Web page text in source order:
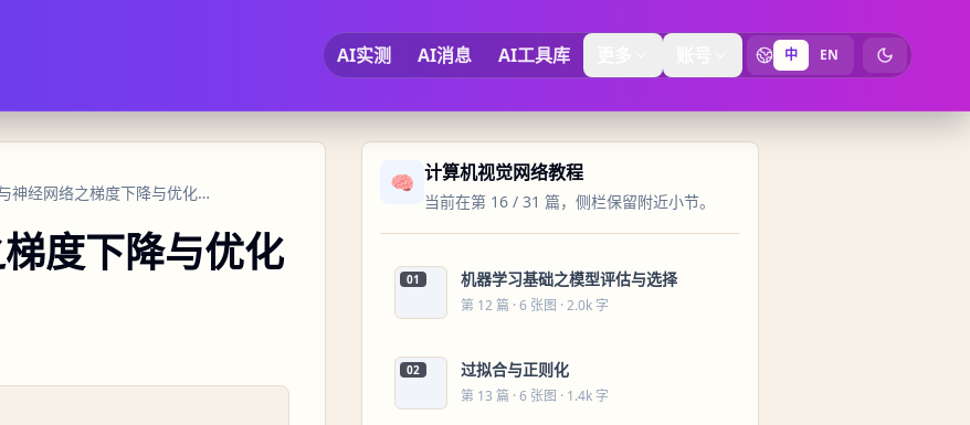
AI实测 AI消息 AI工具库 中 EN 切换为暗黑
16 深度学习与神经网络之梯度下降与优化算法
度下降与优化
🧠 计算机视觉网络教程
当前在第 16 / 31 篇，侧栏保留附近小节。
01 机器学习基础之模型评估与选择
第 12 篇 · 6 张图 · 2.0k 字
02 过拟合与正则化
第 13 篇 · 6 张图 · 1.4k 字